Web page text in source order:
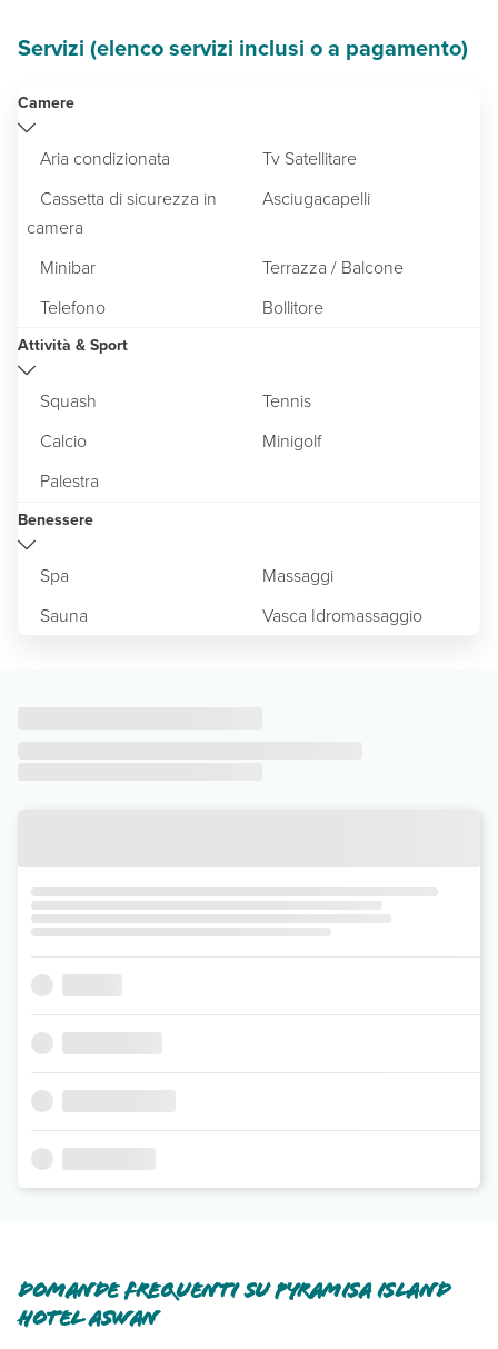
Servizi (elenco servizi inclusi o a pagamento)
Camere
Aria condizionata
Tv Satellitare
Cassetta di sicurezza in
camera
Asciugacapelli
Minibar
Terrazza / Balcone
Telefono
Bollitore
Attività & Sport
Squash
Tennis
Calcio
Minigolf
Palestra
Benessere
Spa
Massaggi
Sauna
Vasca Idromassaggio
Domande frequenti su Pyramisa Island
Hotel Aswan